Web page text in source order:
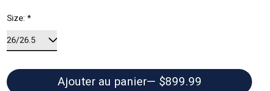
Size:*
Ajouter au panier
— $899.99